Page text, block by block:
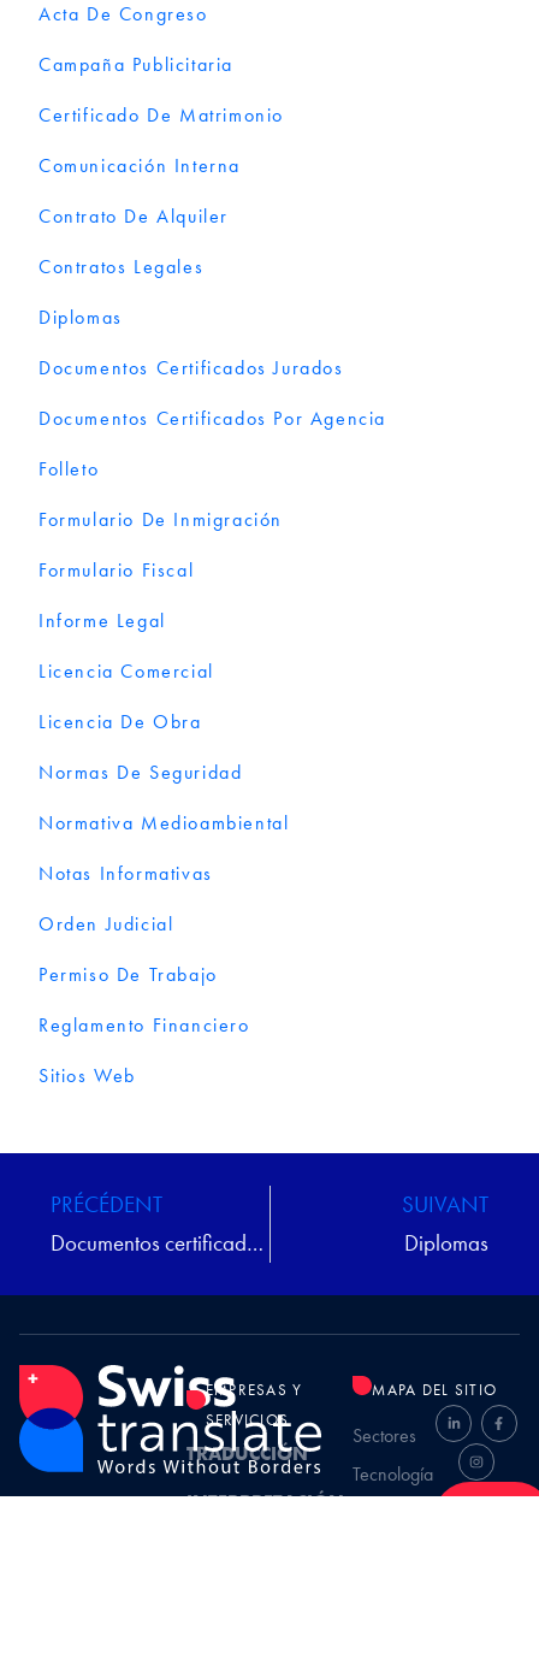
Acta De Congreso
Campaña Publicitaria
Certificado De Matrimonio
Comunicación Interna
Contrato De Alquiler
Contratos Legales
Diplomas
Documentos Certificados Jurados
Documentos Certificados Por Agencia
Folleto
Formulario De Inmigración
Formulario Fiscal
Informe Legal
Licencia Comercial
Licencia De Obra
Normas De Seguridad
Normativa Medioambiental
Notas Informativas
Orden Judicial
Permiso De Trabajo
Reglamento Financiero
Sitios Web
PRÉCÉDENT
Documentos certificados jurados
SUIVANT
Diplomas
EMPRESAS Y
SERVICIOS
TRADUCCIÓN
INTERPRETACIÓN
MAPA DEL SITIO
Sectores
Tecnologías